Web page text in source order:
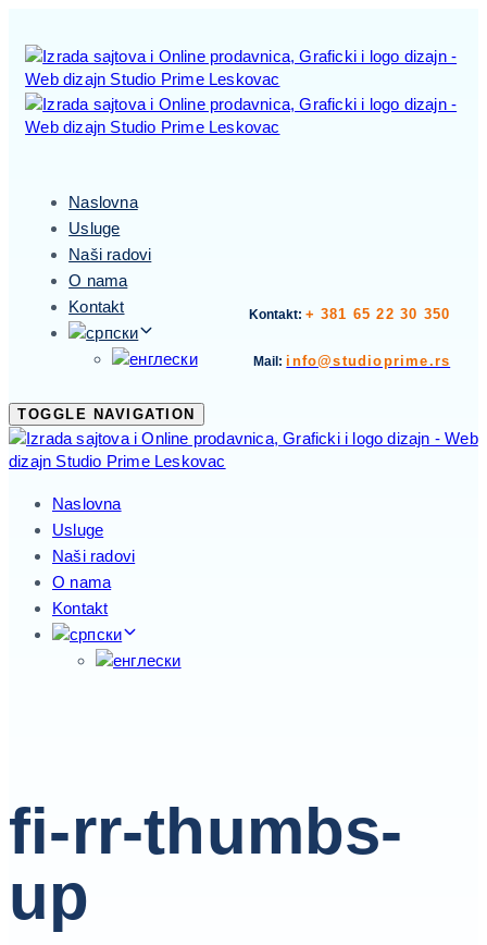
links
primary
navigation
Skip
Naslovna
Usluge
Naši radovi
O nama
Kontakt
Kontakt: + 381 65 22 30 350
Mail:info@studioprime.rs
TOGGLE NAVIGATION
Naslovna
Usluge
Naši radovi
O nama
Kontakt
fi-rr-thumbs-
up